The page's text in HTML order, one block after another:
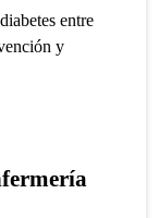
entre
y